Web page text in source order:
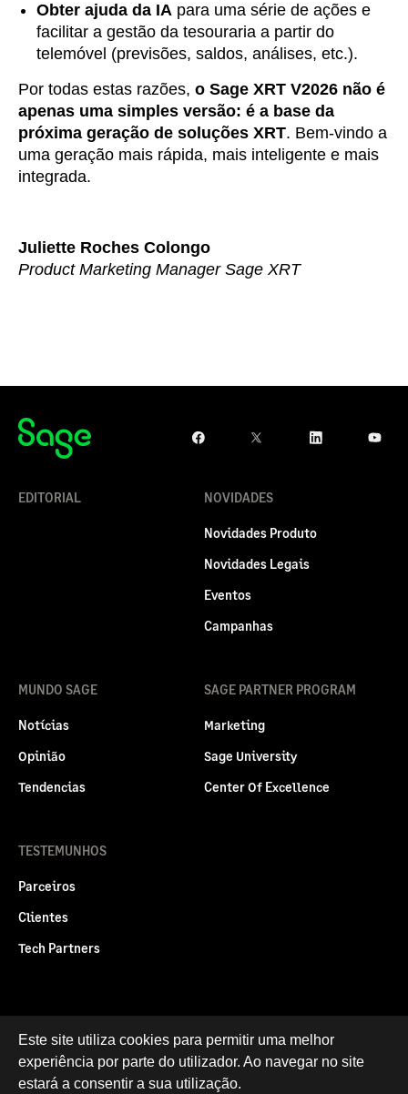
Obter ajuda da IA para uma série de ações e
facilitar a gestão da tesouraria a partir do
telemóvel (previsões, saldos, análises, etc.).
Por todas estas razões, o Sage XRT V2026 não é
apenas uma simples versão: é a base da
próxima geração de soluções XRT. Bem-vindo a
uma geração mais rápida, mais inteligente e mais
integrada.
Juliette Roches Colongo
Product Marketing Manager Sage XRT
EDITORIAL NOVIDADES
Novidades Produto
Novidades Legais
Eventos
Campanhas
MUNDO SAGE
Notícias
Opinião
Tendencias
SAGE PARTNER PROGRAM
Marketing
Sage University
Center Of Excellence
TESTEMUNHOS
Parceiros
Clientes
Tech Partners
Politica legal Privacidade e Cookies
RGPD
Este site utiliza cookies para permitir uma melhor
experiência por parte do utilizador. Ao navegar no site
estará a consentir a sua utilização.